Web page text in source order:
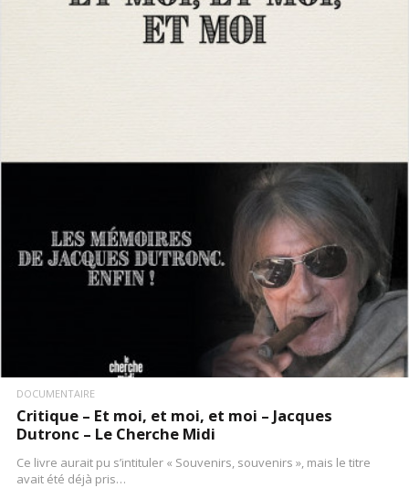
DOCUMENTAIRE
Critique – Et moi, et moi, et moi – Jacques
Dutronc – Le Cherche Midi
Ce livre aurait pu s’intituler « Souvenirs, souvenirs », mais le titre
avait été déjà pris…